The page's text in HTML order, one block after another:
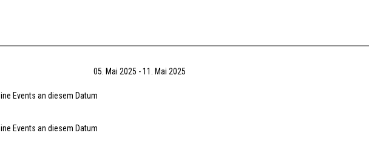
05. Mai 2025 - 11. Mai 2025
Events an diesem Datum
Events an diesem Datum